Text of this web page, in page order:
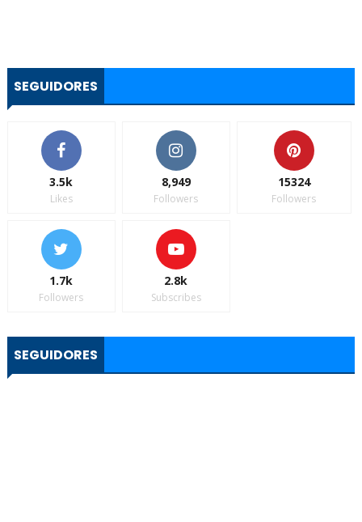
SEGUIDORES
3.5k
Likes
8,949
Followers
15324
Followers
1.7k
Followers
2.8k
Subscribes
SEGUIDORES